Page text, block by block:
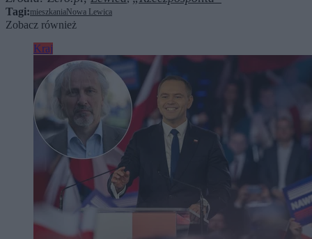
Tagi:mieszkaniaNowa Lewica
Zobacz również
Kraj